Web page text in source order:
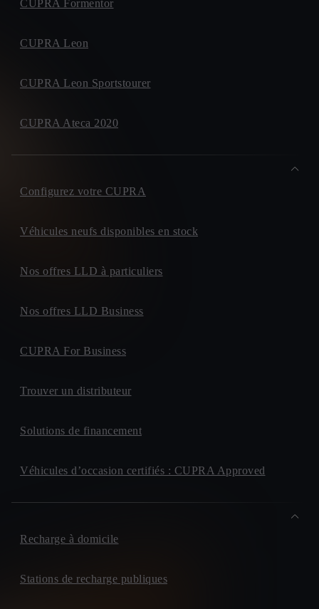
CUPRA Formentor
CUPRA Leon
CUPRA Leon Sportstourer
CUPRA Ateca 2020
Configurez votre CUPRA
Véhicules neufs disponibles en stock
Nos offres LLD à particuliers
Nos offres LLD Business
CUPRA For Business
Trouver un distributeur
Solutions de financement
Véhicules d’occasion certifiés : CUPRA Approved
Recharge à domicile
Stations de recharge publiques